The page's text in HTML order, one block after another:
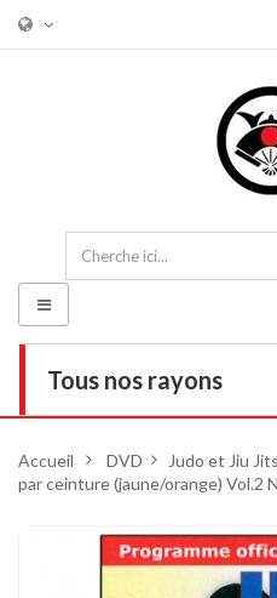
Tous nos rayons
DVD
Armes
Basculer
la
navigation
Accueil > DVD > Judo et Jiu
par ceinture (jaune/orange) Vol.2